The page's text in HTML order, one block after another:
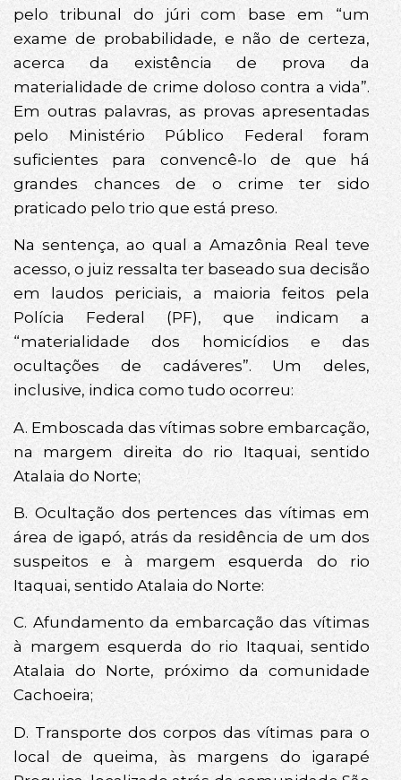
pelo tribunal do júri com base em “um
exame de probabilidade, e não de certeza,
acerca da existência de prova da
materialidade de crime doloso contra a vida”.
Em outras palavras, as provas apresentadas
pelo Ministério Público Federal foram
suficientes para convencê-lo de que há
grandes chances de o crime ter sido
praticado pelo trio que está preso.
Na sentença, ao qual a Amazônia Real teve
acesso, o juiz ressalta ter baseado sua decisão
em laudos periciais, a maioria feitos pela
Polícia Federal (PF), que indicam a
“materialidade dos homicídios e das
ocultações de cadáveres”. Um deles,
inclusive, indica como tudo ocorreu:
A. Emboscada das vítimas sobre embarcação,
na margem direita do rio Itaquai, sentido
Atalaia do Norte;
B. Ocultação dos pertences das vítimas em
área de igapó, atrás da residência de um dos
suspeitos e à margem esquerda do rio
Itaquai, sentido Atalaia do Norte:
C. Afundamento da embarcação das vítimas
à margem esquerda do rio Itaquai, sentido
Atalaia do Norte, próximo da comunidade
Cachoeira;
D. Transporte dos corpos das vítimas para o
local de queima, às margens do igarapé